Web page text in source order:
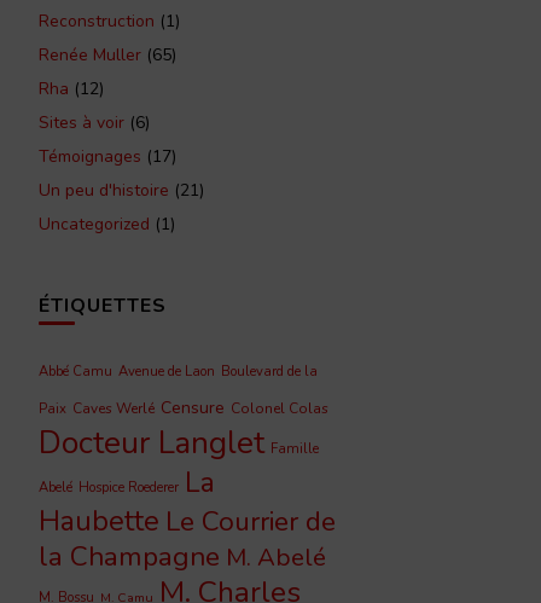
Reconstruction (1)
Renée Muller (65)
Rha (12)
Sites à voir (6)
Témoignages (17)
Un peu d'histoire (21)
Uncategorized (1)
ÉTIQUETTES
Abbé Camu Avenue de Laon Boulevard de la
Paix Caves Werlé Censure Colonel Colas
Docteur Langlet Famille
Abelé Hospice Roederer La
Haubette Le Courrier de
la Champagne M. Abelé
M. Bossu M. Camu M. Charles